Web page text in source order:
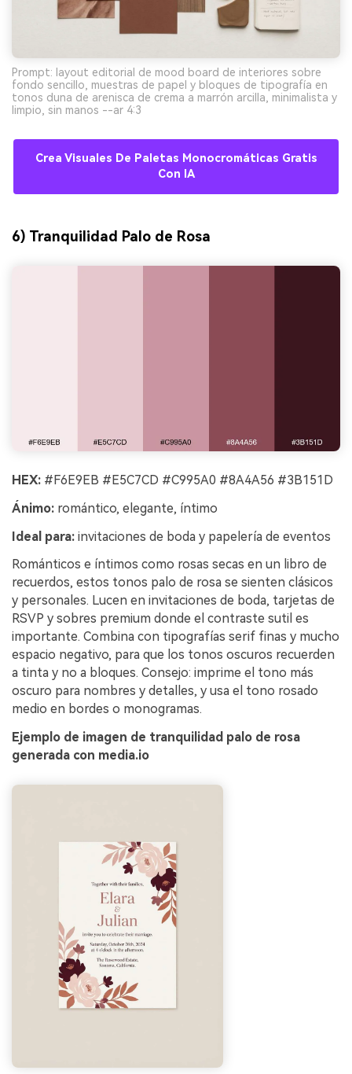
Prompt: layout editorial de mood board de interiores sobre
fondo sencillo, muestras de papel y bloques de tipografía en
tonos duna de arenisca de crema a marrón arcilla, minimalista y
limpio, sin manos --ar 4:3
Crea Visuales De Paletas Monocromáticas Gratis
Con IA
6) Tranquilidad Palo de Rosa
HEX: #F6E9EB #E5C7CD #C995A0 #8A4A56 #3B151D
Ánimo: romántico, elegante, íntimo
Ideal para: invitaciones de boda y papelería de eventos
Románticos e íntimos como rosas secas en un libro de
recuerdos, estos tonos palo de rosa se sienten clásicos
y personales. Lucen en invitaciones de boda, tarjetas de
RSVP y sobres premium donde el contraste sutil es
importante. Combina con tipografías serif finas y mucho
espacio negativo, para que los tonos oscuros recuerden
a tinta y no a bloques. Consejo: imprime el tono más
oscuro para nombres y detalles, y usa el tono rosado
medio en bordes o monogramas.
Ejemplo de imagen de tranquilidad palo de rosa
generada con media.io